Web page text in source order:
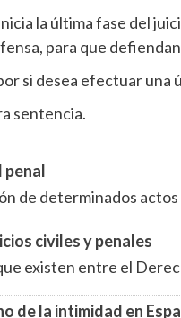
la última fase del
para que
si desea efectuar una
sentencia.
penal
de determinados
civiles y penales
existen entre el
de la intimidad en